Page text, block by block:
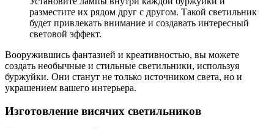
разместите их рядом друг с другом. Такой светильник
будет привлекать внимание и создавать интересный
световой эффект.
Вооружившись фантазией и креативностью, вы можете
создать необычные и стильные светильники, используя
буржуйки. Они станут не только источником света, но и
украшением вашего интерьера.
Изготовление висячих светильников